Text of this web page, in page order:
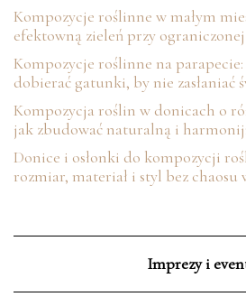
Kompozycje roślinne w małym
efektowną zieleń przy
Kompozycje roślinne na
dobierać gatunki, by nie zasłaniać
Kompozycja roślin w donicach o
jak zbudować naturalną i
Donice i osłonki do kompozycji
rozmiar, materiał i styl bez chaosu
Imprezy i